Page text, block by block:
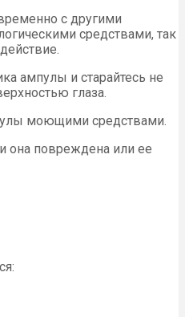
с другими
средствами, так
ампулы и старайтесь не
глаза.
моющими средствами.
она повреждена или ее